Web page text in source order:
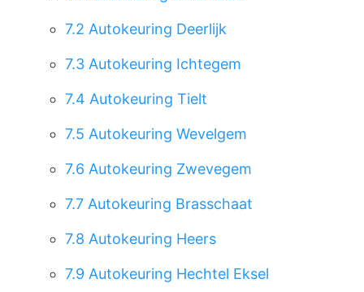
7.2 Autokeuring Deerlijk
7.3 Autokeuring Ichtegem
7.4 Autokeuring Tielt
7.5 Autokeuring Wevelgem
7.6 Autokeuring Zwevegem
7.7 Autokeuring Brasschaat
7.8 Autokeuring Heers
7.9 Autokeuring Hechtel Eksel